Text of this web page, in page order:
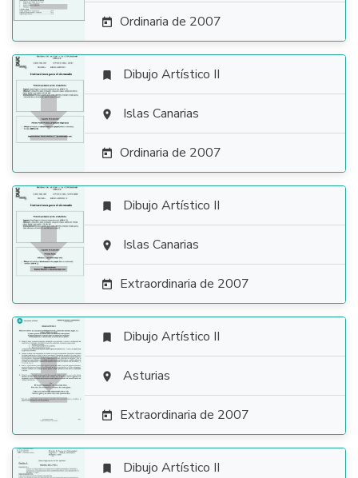
 Ordinaria de 2007

 Dibujo Artístico II
 Islas Canarias
 Ordinaria de 2007

 Dibujo Artístico II
 Islas Canarias
 Extraordinaria de 2007

 Dibujo Artístico II
 Asturias
 Extraordinaria de 2007
 Dibujo Artístico II